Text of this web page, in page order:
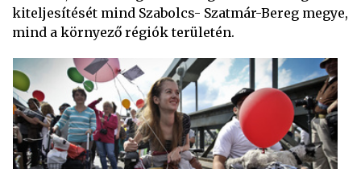
kiteljesítését mind Szabolcs- Szatmár-Bereg megye,
mind a környező régiók területén.